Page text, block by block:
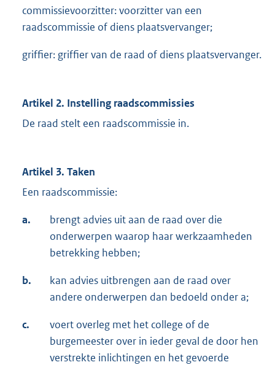
commissievoorzitter: voorzitter van een
raadscommissie of diens plaatsvervanger;
griffier: griffier van de raad of diens plaatsvervanger.
Artikel 2. Instelling raadscommissies
De raad stelt een raadscommissie in.
Artikel 3. Taken
Een raadscommissie:
a.
brengt advies uit aan de raad over die
onderwerpen waarop haar werkzaamheden
betrekking hebben;
b.
kan advies uitbrengen aan de raad over
andere onderwerpen dan bedoeld onder a;
c.
voert overleg met het college of de
burgemeester over in ieder geval de door hen
verstrekte inlichtingen en het gevoerde